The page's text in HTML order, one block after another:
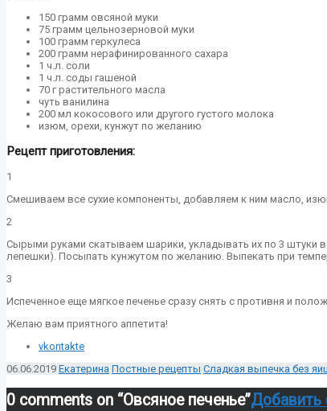
150 грамм овсяной муки
75 грамм цельнозерновой муки
100 грамм геркулеса
200 грамм нерафинированного сахара
1 ч.л. соли
1 ч.л. соды гашеной
70 г растительного масла
чуть ванилина
200 мл кокосового или другого густого молока
изюм, орехи, кунжут по желанию
Рецепт приготовления:
1
Смешиваем все сухие компоненты, добавляем к ним масло,
2
Сырыми руками скатываем шарики, укладывать их по 3 штуки
лепешки). Посыпать кунжутом по желанию. Выпекать при
3
Испеченное еще мягкое печенье сразу снять с противня и
Желаю вам приятного аппетита!
vkontakte
06.06.2019 Екатерина Постные рецепты Сладкая выпечка без
0 comments on “Овсяное печенье”